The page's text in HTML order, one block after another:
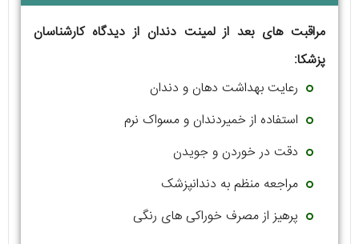
مراقبت های بعد از لمینت دندان از دیدگاه کارشناسان
پزشکا:
رعایت بهداشت دهان و دندان
استفاده از خمیردندان و مسواک نرم
دقت در خوردن و جویدن
مراجعه منظم به دندانپزشک
پرهیز از مصرف خوراکی های رنگی